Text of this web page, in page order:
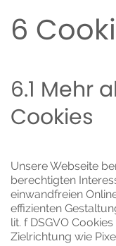
6
6.1 Mehr
Cookies
Unsere Webseite
berechtigten
einwandfreien
effizienten
lit. f DSGVO
Zielrichtung wie